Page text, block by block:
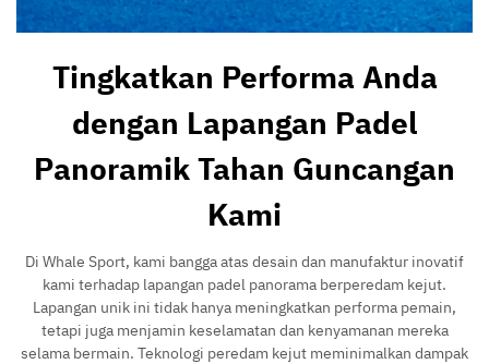
Tingkatkan Performa Anda
dengan Lapangan Padel
Panoramik Tahan Guncangan
Kami
Di Whale Sport, kami bangga atas desain dan manufaktur inovatif
kami terhadap lapangan padel panorama berperedam kejut.
Lapangan unik ini tidak hanya meningkatkan performa pemain,
tetapi juga menjamin keselamatan dan kenyamanan mereka
selama bermain. Teknologi peredam kejut meminimalkan dampak